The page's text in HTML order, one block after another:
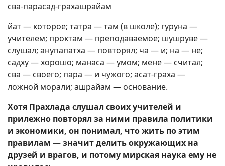
сва-парасад-грахашрайам
йат — которое; татра — там (в школе); гуруна —
учителем; проктам — преподаваемое; шушруве —
слушал; анупапатха — повторял; ча — и; на — не;
садху — хорошо; манаса — умом; мене — считал;
сва — своего; пара — и чужого; асат-граха —
ложной морали; ашрайам — основание.
Хотя Прахлада слушал своих учителей и
прилежно повторял за ними правила политики
и экономики, он понимал, что жить по этим
правилам — значит делить окружающих на
друзей и врагов, и потому мирская наука ему не